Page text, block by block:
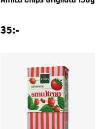
35:-